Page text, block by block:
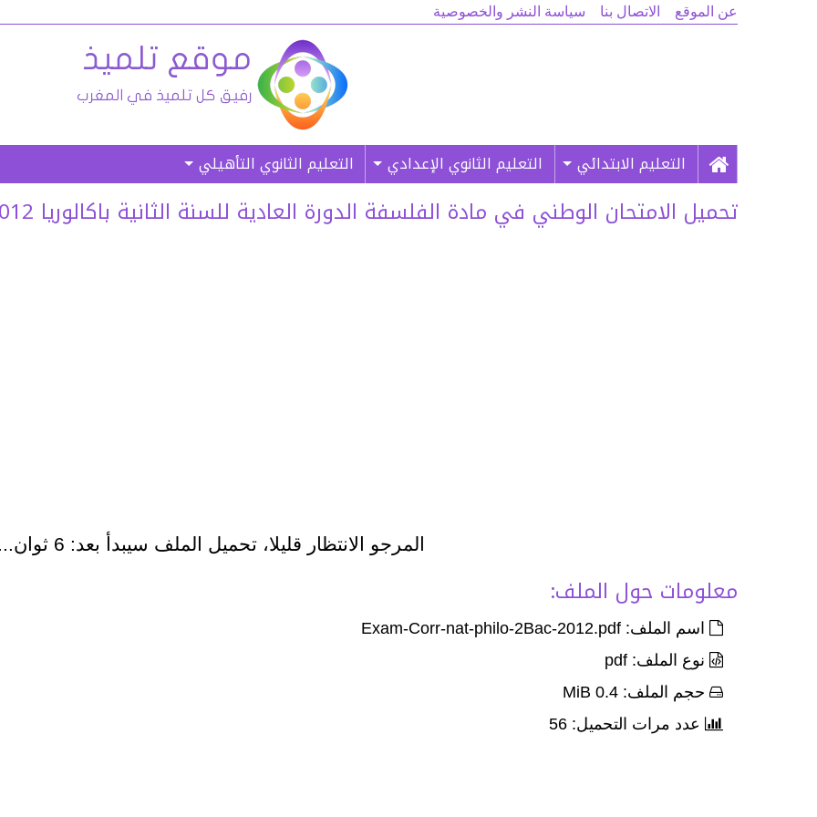
عن الموقع الاتصال بنا سياسة النشر والخصوصية
التعليم الابتدائي التعليم الثانوي الإعدادي التعليم الثانوي التأهيلي
تحميل الامتحان الوطني في مادة الفلسفة الدورة العادية للسنة الثانية باكالوريا 2012
المرجو الانتظار قليلا، تحميل الملف سيبدأ بعد: 6 ثوان...
معلومات حول الملف:
اسم الملف: Exam-Corr-nat-philo-2Bac-2012.pdf
نوع الملف: pdf
حجم الملف: 0.4 MiB
عدد مرات التحميل: 56